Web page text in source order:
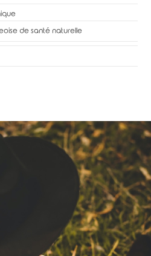
de santé naturelle